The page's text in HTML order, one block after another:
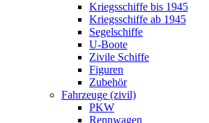
Kriegsschiffe bis 1945
Kriegsschiffe ab 1945
Segelschiffe
U-Boote
Zivile Schiffe
Figuren
Zubehör
Fahrzeuge (zivil)
PKW
Rennwagen